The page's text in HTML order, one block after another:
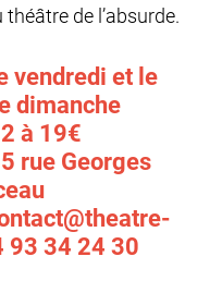
de l’absurde.
vendredi et le
dimanche
à 19€
rue Georges
93 34 24 30